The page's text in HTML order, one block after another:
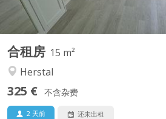
合租房 15 m²
Herstal
325 € 不含杂费
2 天前 还未出租